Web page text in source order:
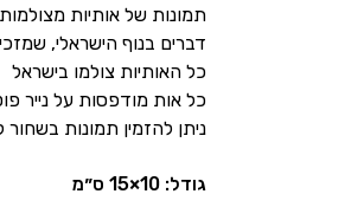
תמונות של אותיות
דברים בנוף הישראלי,
כל האותיות צולמו בישראל
כל אות מודפסות על נייר
ניתן להזמין תמונות
גודל: 10×15 ס״מ